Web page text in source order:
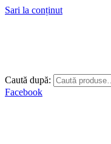
Sari la conținut
Caută după:
Facebook